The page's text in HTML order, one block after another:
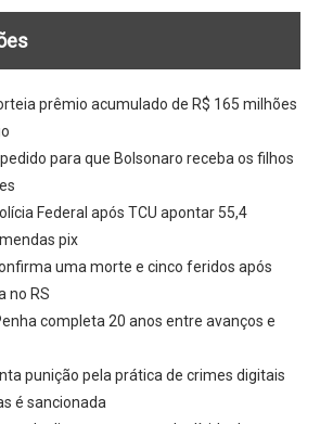
prêmio acumulado de R$ 165 milhões
para que Bolsonaro receba os filhos
Federal após TCU apontar 55,4
pix
uma morte e cinco feridos após
no RS
completa 20 anos entre avanços e
punição pela prática de crimes digitais
é sancionada